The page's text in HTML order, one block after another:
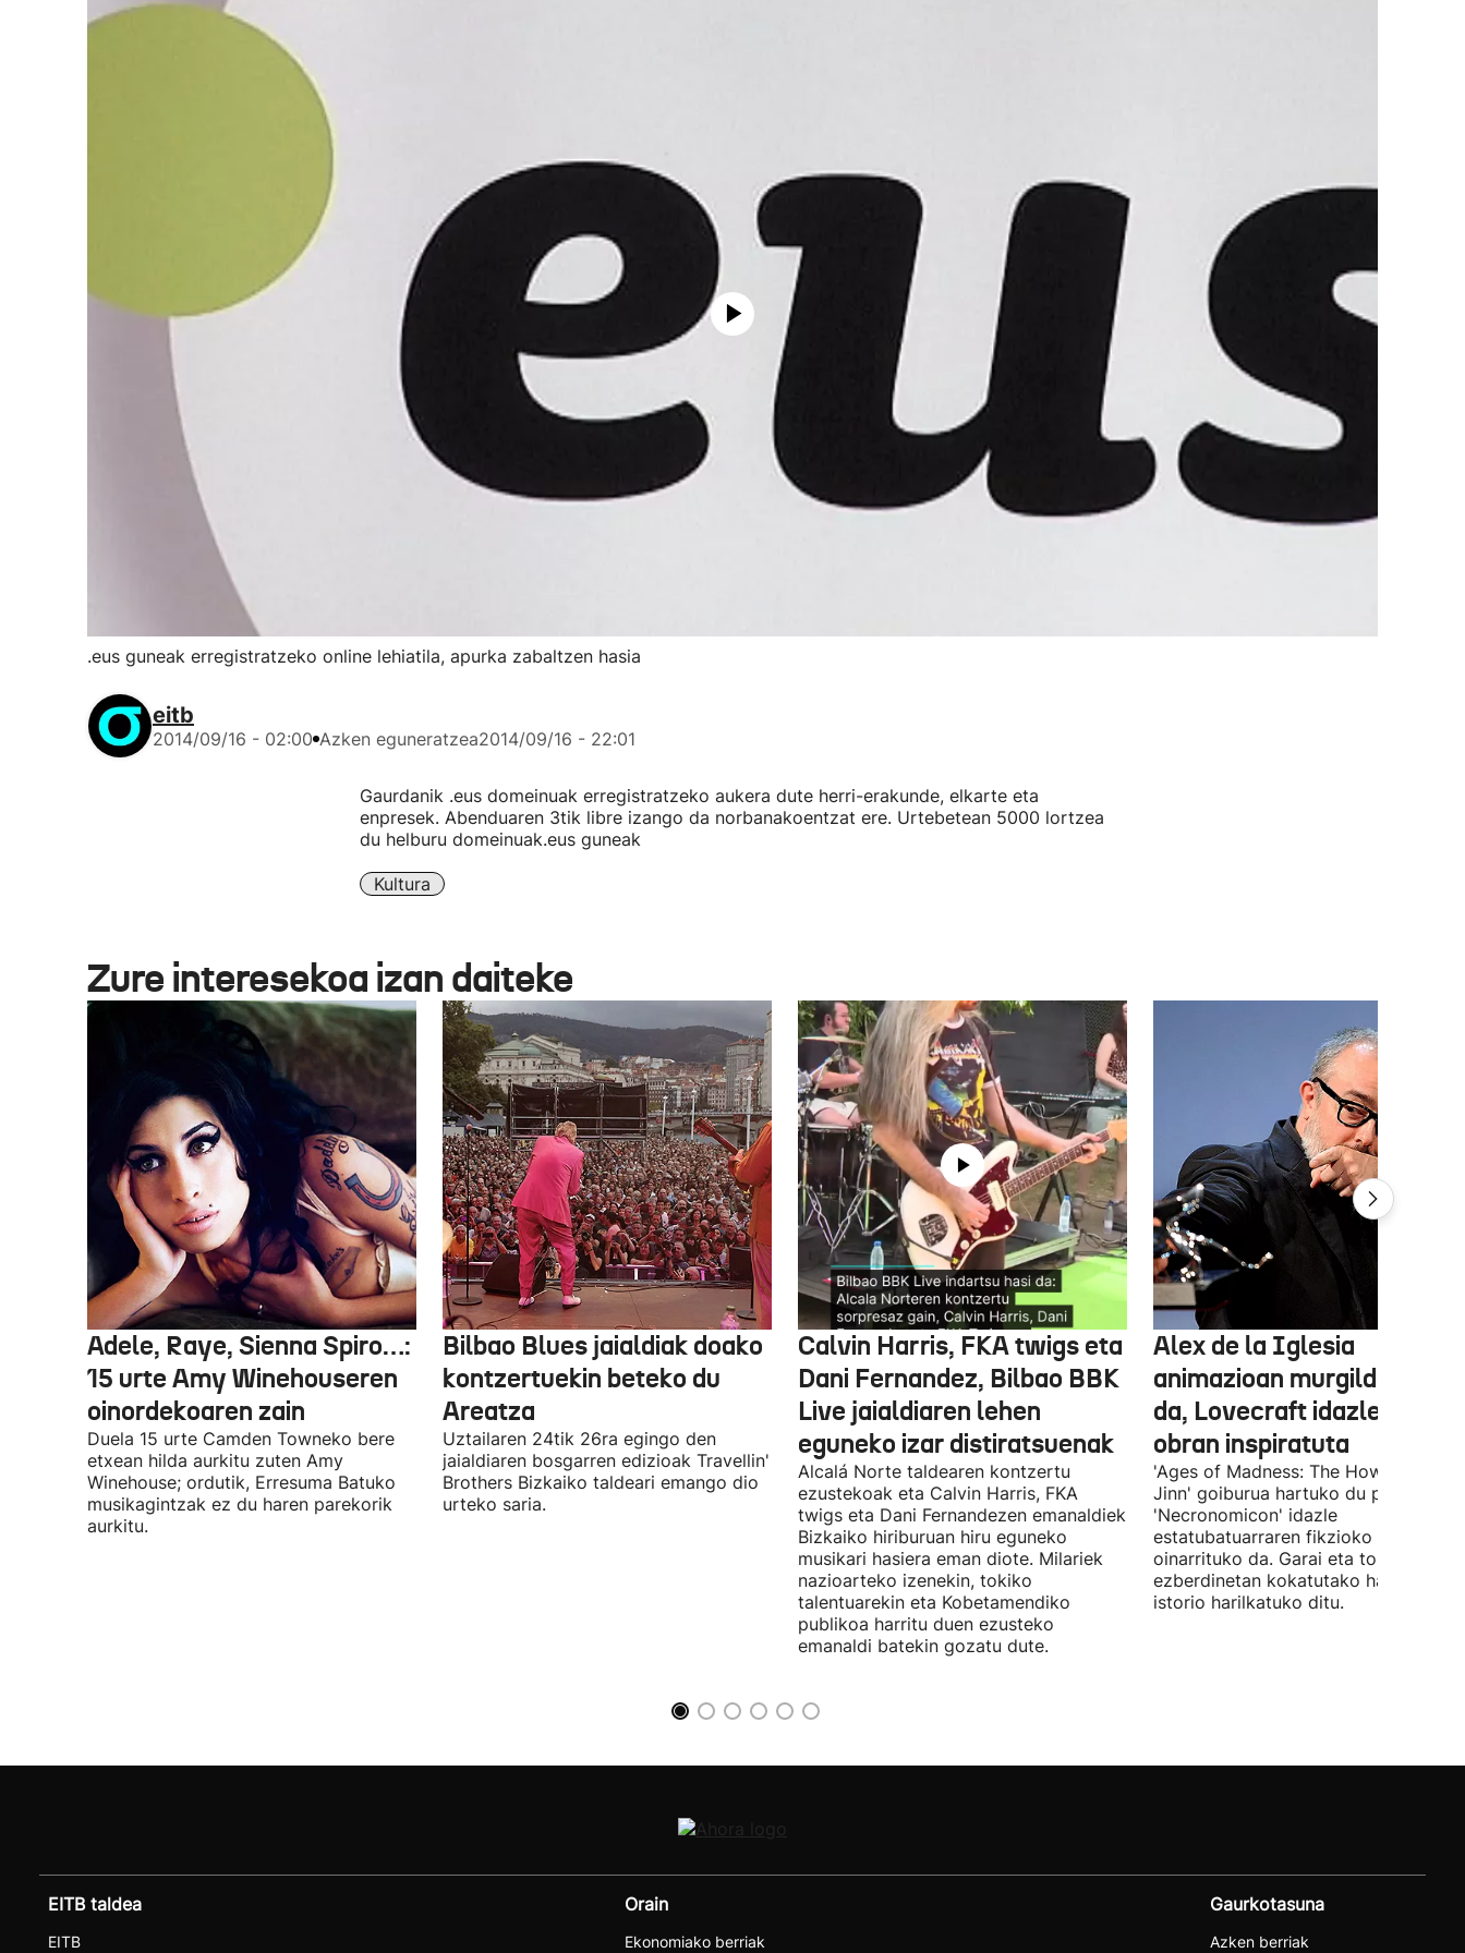
.eus guneak erregistratzeko online lehiatila, apurka zabaltzen hasia
eitb
2014/09/16 - 02:00 Azken eguneratzea2014/09/16 - 22:01
Gaurdanik .eus domeinuak erregistratzeko aukera dute herri-erakunde, elkarte eta
enpresek. Abenduaren 3tik libre izango da norbanakoentzat ere. Urtebetean 5000 lortzea
du helburu domeinuak.eus guneak
Kultura
Zure interesekoa izan daiteke
Adele, Raye, Sienna Spiro…:
15 urte Amy Winehouseren
oinordekoaren zain
Duela 15 urte Camden Towneko bere
etxean hilda aurkitu zuten Amy
Winehouse; ordutik, Erresuma Batuko
musikagintzak ez du haren parekorik
aurkitu.
Bilbao Blues jaialdiak doako
kontzertuekin beteko du
Areatza
Uztailaren 24tik 26ra egingo den
jaialdiaren bosgarren edizioak Travellin'
Brothers Bizkaiko taldeari emango dio
urteko saria.
Calvin Harris, FKA twigs eta
Dani Fernandez, Bilbao BBK
Live jaialdiaren lehen
eguneko izar distiratsuenak
Alcalá Norte taldearen kontzertu
ezustekoak eta Calvin Harris, FKA
twigs eta Dani Fernandezen emanaldiek
Bizkaiko hiriburuan hiru eguneko
musikari hasiera eman diote. Milariek
nazioarteko izenekin, tokiko
talentuarekin eta Kobetamendiko
publikoa harritu duen ezusteko
emanaldi batekin gozatu dute.
Alex de la Iglesia
animazioan murgilduko
da, Lovecraft idazlearen
obran inspiratuta
'Ages of Madness: The Howling of
Jinn' goiburua hartuko du pelikulak,
'Necronomicon' idazle
estatubatuarraren fikzioko liburuan
oinarrituko da. Garai eta toki
ezberdinetan kokatutako hainbat
istorio harilkatuko ditu.
EITB taldea
EITB
Orain
Ekonomiako berriak
Gaurkotasuna
Azken berriak